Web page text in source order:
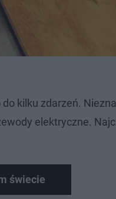
kilku zdarzeń.
elektryczne.
świecie